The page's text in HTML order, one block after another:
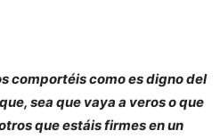
comportéis como es digno del
sea que vaya a veros o que
que estáis firmes en un